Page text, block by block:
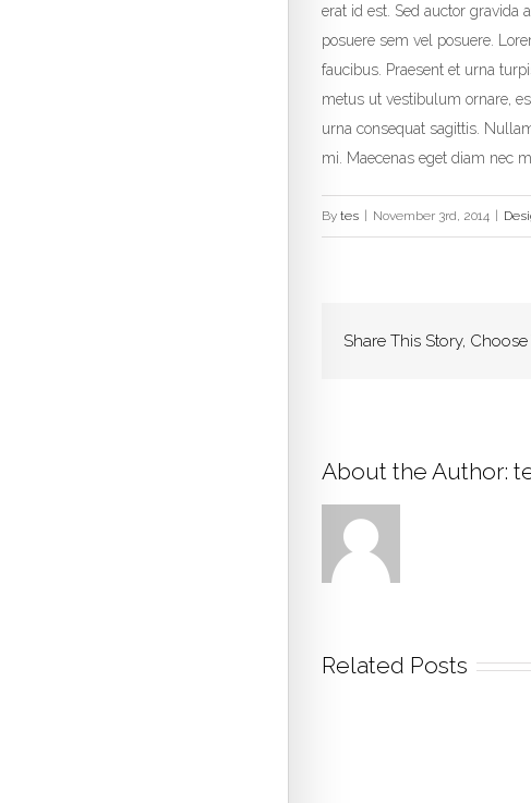
erat id est. Sed auctor
posuere sem vel posuere.
faucibus. Praesent et urna
metus ut vestibulum ornare,
urna consequat sagittis.
mi. Maecenas eget diam nec
By tes November 3rd, 2014
Share This Story,
About the Author:
Related Posts